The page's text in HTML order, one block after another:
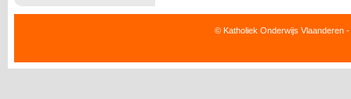
© Katholiek Onderwijs Vlaanderen